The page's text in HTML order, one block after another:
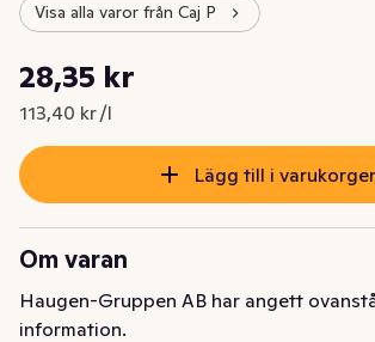
Visa alla varor från Caj P
Nuvarande pris är: 28,35 kr
28,35 kr
113,40 kr /l
Styckpris: 113,40 kr /l
Lägg till i
Om varan
Haugen-Gruppen AB har angett
information.